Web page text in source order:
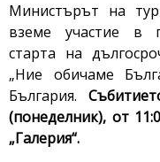
Министърът на
вземе участие в
старта на
„Ние обичаме
България.
(понеделник), от
„Галерия“.